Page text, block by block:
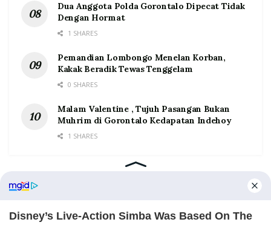
Dua Anggota Polda Gorontalo Dipecat Tidak
Dengan Hormat
1 SHARES
Pemandian Lombongo Menelan Korban,
Kakak Beradik Tewas Tenggelam
0 SHARES
Malam Valentine , Tujuh Pasangan Bukan
Muhrim di Gorontalo Kedapatan Indehoy
1 SHARES
Home Tentang Kontak Redaksi Pedoman Media Siber